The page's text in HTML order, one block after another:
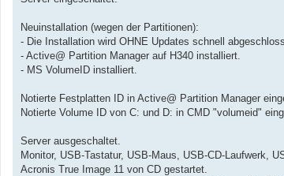
Neuinstallation (wegen der Partitionen):
- Die Installation wird OHNE Updates schnell
- Active@ Partition Manager auf H340 installiert.
- MS VolumeID installiert.
Notierte Festplatten ID in Active@ Partition Manager
Notierte Volume ID von C: und D: in CMD "volumeid"
Server ausgeschaltet.
Monitor, USB-Tastatur, USB-Maus, USB-CD-Laufwerk,
Acronis True Image 11 von CD gestartet.